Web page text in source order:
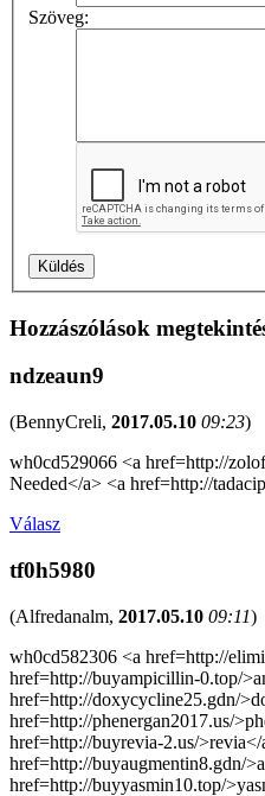
Szöveg:
Hozzászólások
ndzeaun9
(BennyCreli, 2017.05.10 09:23)
wh0cd529066 <a href=http://
Needed</a> <a href=http://
Válasz
tf0h5980
(Alfredanalm, 2017.05.10 09:11)
wh0cd582306 <a href=http://
href=http://buyampicillin-0.top/
href=http://doxycycline25.gdn/
href=http://phenergan2017.us/
href=http://buyrevia-2.us/>revia</
href=http://buyaugmentin8.gdn/
href=http://buyyasmin10.top/